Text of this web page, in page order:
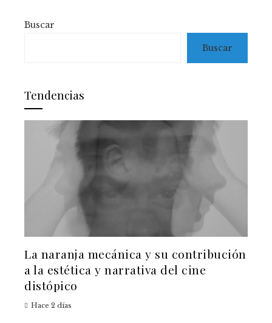
Buscar
Buscar
Tendencias
La naranja mecánica y su contribución
a la estética y narrativa del cine
distópico
Hace 2 días